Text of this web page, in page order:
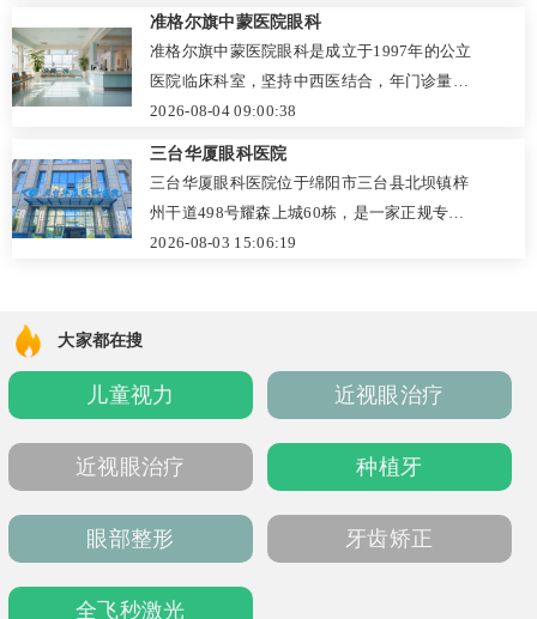
配备现代化检查设备，提供医学验光配镜、青
少年近视防控、干眼症综合诊疗等常见眼病服
务。医生团队经验丰富、耐心细致，并依托集
周边居民可在此享受专业、安心的眼健康管
理。
准格尔旗中蒙医院眼科
准格尔旗中蒙医院眼科是成立于1997年的公立
医院临床科室，坚持中西医结合，年门诊量近
万人次。科室配备裂隙灯、OCT、眼底照相仪
等先进设备，可诊治干眼症、白内障、眼底病
变等常见眼病，并开展倒睫矫正、翼状胬肉切
除、白内障超声乳化等手术。现有郝秀芬、陈
2026-08-04 09:00:38
三台华厦眼科医院
三台华厦眼科医院位于绵阳市三台县北坝镇梓
州干道498号耀森上城60栋，是一家正规专业
的眼科专科医院。医院环境整洁，诊疗项目覆
年无休门诊，提供电话及现场挂号。作为本地
眼健康守护者，医院致力于让三台百姓在家门
口享受安心、便捷的眼科医疗服务，是值得信
赖的护眼选择。
2026-08-03 15:06:19
大家都在搜
儿童视力 近视眼治疗
近视眼治疗 种植牙
眼部整形 牙齿矫正
全飞秒激光